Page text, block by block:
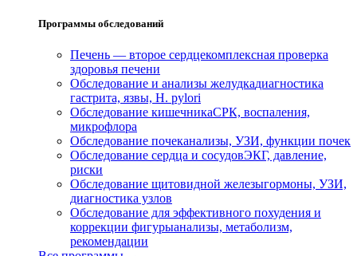
Программы обследований
Печень — второе сердцекомплексная проверка
здоровья печени
Обследование и анализы желудкадиагностика
гастрита, язвы, H. pylori
Обследование кишечникаСРК, воспаления,
микрофлора
Обследование почеканализы, УЗИ, функции почек
Обследование сердца и сосудовЭКГ, давление,
риски
Обследование щитовидной железыгормоны, УЗИ,
диагностика узлов
Обследование для эффективного похудения и
коррекции фигурыанализы, метаболизм,
рекомендации